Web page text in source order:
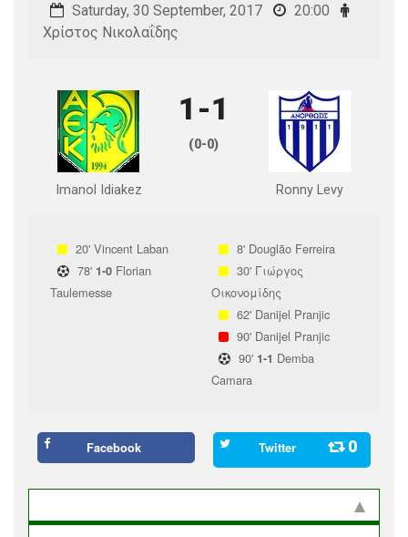
Saturday, 30 September, 2017
20:00
Χρίστος Νικολαΐδης
Imanol Idiakez
1-1
(0-0)
Ronny Levy
20' Vincent Laban
78' 1-0 Florian
Taulemesse
8' Douglão Ferreira
30' Γιώργος
Οικονομίδης
62' Danijel Pranjic
90' Danijel Pranjic
90' 1-1 Demba
Camara
Facebook Twitter 0